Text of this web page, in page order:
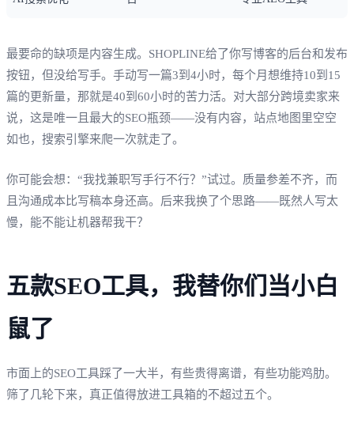
最要命的缺项是内容生成。SHOPLINE给了你写博客的后台和发布
按钮，但没给写手。手动写一篇3到4小时，每个月想维持10到15
篇的更新量，那就是40到60小时的苦力活。对大部分跨境卖家来
说，这是唯一且最大的SEO瓶颈——没有内容，站点地图里空空
如也，搜索引擎来爬一次就走了。
你可能会想：“我找兼职写手行不行？”试过。质量参差不齐，而
且沟通成本比写稿本身还高。后来我换了个思路——既然人写太
慢，能不能让机器帮我干？
五款SEO工具，我替你们当小白
鼠了
市面上的SEO工具踩了一大半，有些贵得离谱，有些功能鸡肋。
筛了几轮下来，真正值得放进工具箱的不超过五个。